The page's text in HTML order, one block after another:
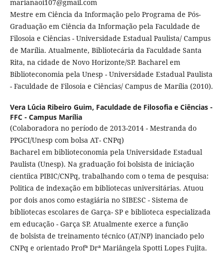
marianaoi107@gmail.com
Mestre em Ciência da Informação pelo Programa de Pós-
Graduação em Ciência da Informação pela Faculdade de
Filosoia e Ciências - Universidade Estadual Paulista/ Campus
de Marília. Atualmente, Bibliotecária da Faculdade Santa
Rita, na cidade de Novo Horizonte/SP. Bacharel em
Biblioteconomia pela Unesp - Universidade Estadual Paulista
- Faculdade de Filosoia e Ciências/ Campus de Marília (2010).
Vera L´úcia Ribeiro Guim, Faculdade de Filosofia e Ciências -
FFC - Campus Marília
(Colaboradora no período de 2013-2014 - Mestranda do
PPGCI/Unesp com bolsa AT- CNPq)
Bacharel em biblioteconomia pela Universidade Estadual
Paulista (Unesp). Na graduação foi bolsista de iniciação
cientíica PIBIC/CNPq, trabalhando com o tema de pesquisa:
Politica de indexação em bibliotecas universitárias. Atuou
por dois anos como estagiária no SIBESC - Sistema de
bibliotecas escolares de Garça- SP e biblioteca especializada
em educação - Garça SP. Atualmente exerce a função
de bolsista de treinamento técnico (AT/NP) inanciado pelo
CNPq e orientado Profª Drª Mariângela Spotti Lopes Fujita.